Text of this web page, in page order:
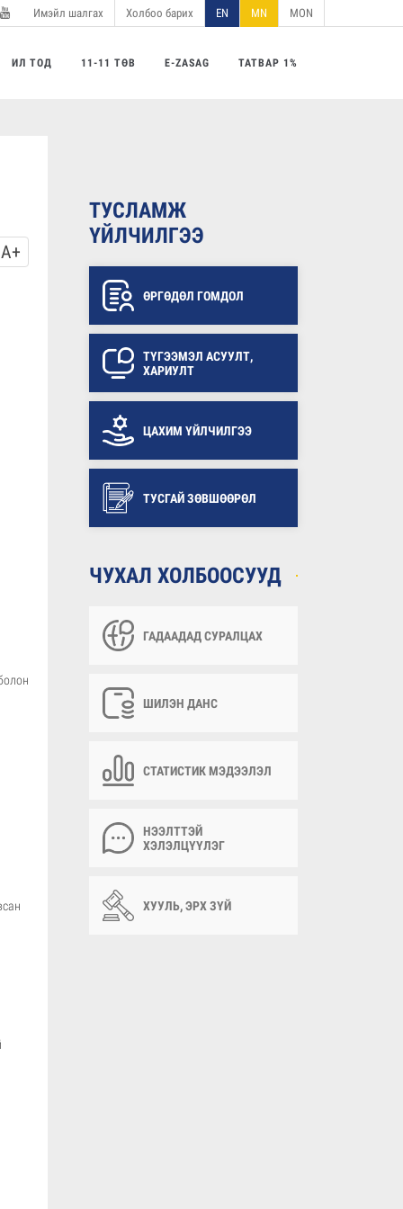
Имэйл шалгах Холбоо барих EN MN
MON
ИЛ ТОД 11-11 ТӨВ E-ZASAG ТАТВАР 1%
A+
ТУСЛАМЖ
ҮЙЛЧИЛГЭЭ
ӨРГӨДӨЛ ГОМДОЛ
ТҮГЭЭМЭЛ АСУУЛТ,
ХАРИУЛТ
ЦАХИМ ҮЙЛЧИЛГЭЭ
ТУСГАЙ ЗӨВШӨӨРӨЛ
ЧУХАЛ ХОЛБООСУУД
ГАДААДАД СУРАЛЦАХ
ШИЛЭН ДАНС
СТАТИСТИК МЭДЭЭЛЭЛ
НЭЭЛТТЭЙ
ХЭЛЭЛЦҮҮЛЭГ
ХУУЛЬ, ЭРХ ЗҮЙ